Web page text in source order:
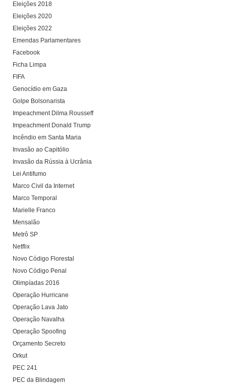
Eleições 2018
Eleições 2020
Eleições 2022
Emendas Parlamentares
Facebook
Ficha Limpa
FIFA
Genocídio em Gaza
Golpe Bolsonarista
Impeachment Dilma Rousseff
Impeachment Donald Trump
Incêndio em Santa Maria
Invasão ao Capitólio
Invasão da Rússia à Ucrânia
Lei Antifumo
Marco Civil da Internet
Marco Temporal
Marielle Franco
Mensalão
Metrô SP
Netflix
Novo Código Florestal
Novo Código Penal
Olimpíadas 2016
Operação Hurricane
Operação Lava Jato
Operação Navalha
Operação Spoofing
Orçamento Secreto
Orkut
PEC 241
PEC da Blindagem